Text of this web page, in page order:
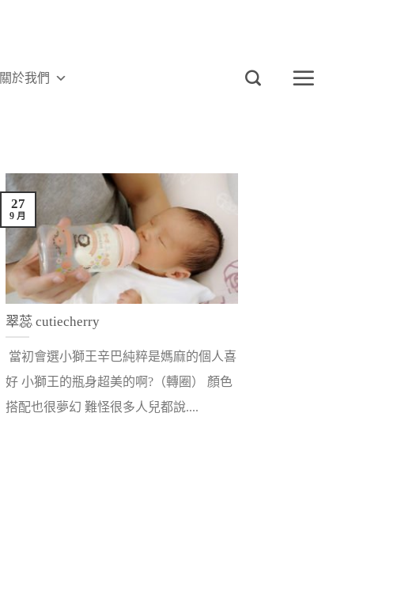
關於我們
翠蕊 cutiecherry
當初會選小獅王辛巴純粹是媽麻的個人喜
好 小獅王的瓶身超美的啊?（轉圈） 顏色
搭配也很夢幻 難怪很多人兒都說....
27
9 月